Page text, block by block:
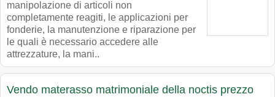
manipolazione di articoli non
completamente reagiti, le applicazioni per
fonderie, la manutenzione e riparazione per
le quali è necessario accedere alle
attrezzature, la mani..
Vendo materasso matrimoniale della noctis prezzo